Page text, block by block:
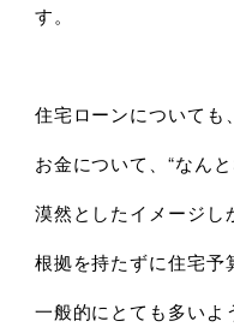
す。
住宅ローンについても
お金について、“なん
漠然としたイメージし
根拠を持たずに住宅予
一般的にとても多いよ